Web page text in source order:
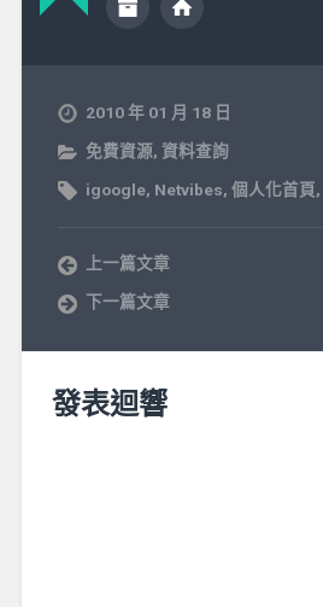
2010 年 01 月 18 日
免費資源, 資料查詢
igoogle, Netvibes, 個人化首頁,
上一篇文章
下一篇文章
發表迴響